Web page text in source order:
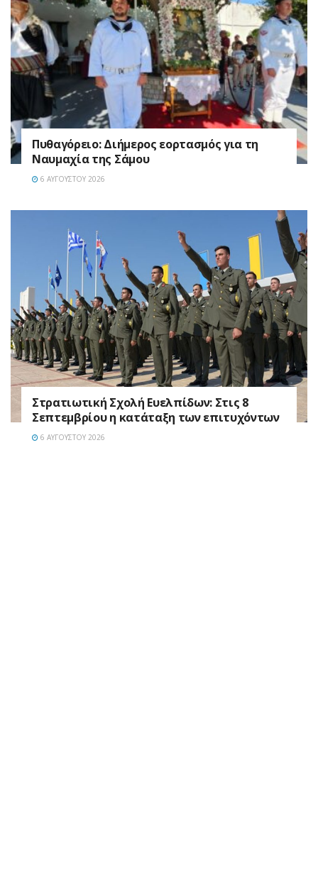
Πυθαγόρειο: Διήμερος εορτασμός για τη
Ναυμαχία της Σάμου
6 ΑΥΓΟΎΣΤΟΥ 2026
Στρατιωτική Σχολή Ευελπίδων: Στις 8
Σεπτεμβρίου η κατάταξη των επιτυχόντων
6 ΑΥΓΟΎΣΤΟΥ 2026